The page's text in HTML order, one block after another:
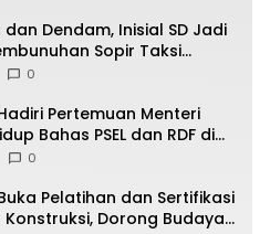
Dendam, Inisial SD Jadi
Sopir Taksi
0
Pertemuan Menteri
Bahas PSEL dan RDF di
0
Pelatihan dan Sertifikasi
Konstruksi, Dorong Budaya